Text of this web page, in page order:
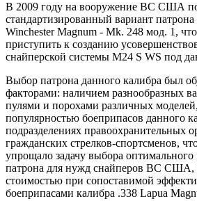
В 2009 году на вооружение ВС США
стандартизированный вариант
Winchester Magnum - Mk. 248 мод. 1,
приступить к созданию
снайперской системы М24 S WS под
Выбор патрона данного калибра был
факторами: наличием разнообразных
пулями и порохами различных
популярностью боеприпасов данного
подразделениях правоохранительных
гражданских стрелков-спортсменов,
упрощало задачу выбора оптимального
патрона для нужд снайперов ВС США,
стоимостью при сопоставимой
боеприпасами калибра .338 Lapua